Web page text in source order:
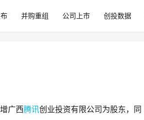
并购重组 公司上市 创投数据
广西腾讯创业投资有限公司为股东，同